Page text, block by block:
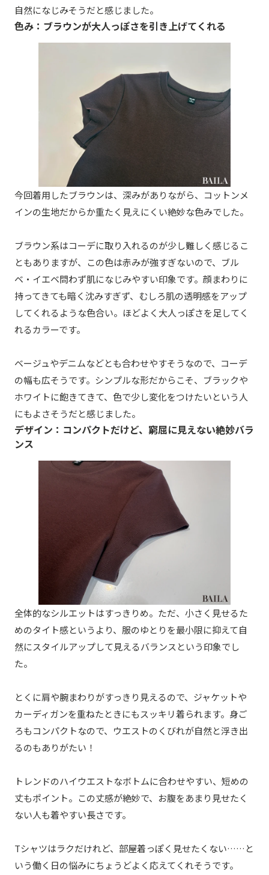
自然になじみそうだと感じました。
色み：ブラウンが大人っぽさを引き上げてくれる
今回着用したブラウンは、深みがありながら、コットンメ
インの生地だからか重たく見えにくい絶妙な色みでした。
ブラウン系はコーデに取り入れるのが少し難しく感じるこ
ともありますが、この色は赤みが強すぎないので、ブル
ベ・イエベ問わず肌になじみやすい印象です。顔まわりに
持ってきても暗く沈みすぎず、むしろ肌の透明感をアップ
してくれるような色合い。ほどよく大人っぽさを足してく
れるカラーです。
ベージュやデニムなどとも合わせやすそうなので、コーデ
の幅も広そうです。シンプルな形だからこそ、ブラックや
ホワイトに飽きてきて、色で少し変化をつけたいという人
にもよさそうだと感じました。
デザイン：コンパクトだけど、窮屈に見えない絶妙バラ
ンス
全体的なシルエットはすっきりめ。ただ、小さく見せるた
めのタイト感というより、服のゆとりを最小限に抑えて自
然にスタイルアップして見えるバランスという印象でし
た。
とくに肩や腕まわりがすっきり見えるので、ジャケットや
カーディガンを重ねたときにもスッキリ着られます。身ご
ろもコンパクトなので、ウエストのくびれが自然と浮き出
るのもありがたい！
トレンドのハイウエストなボトムに合わせやすい、短めの
丈もポイント。この丈感が絶妙で、お腹をあまり見せたく
ない人も着やすい長さです。
Tシャツはラクだけれど、部屋着っぽく見せたくない……と
いう働く日の悩みにちょうどよく応えてくれそうです。